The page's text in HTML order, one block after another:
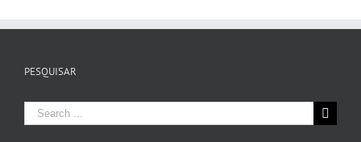
PESQUISAR
Search
for: